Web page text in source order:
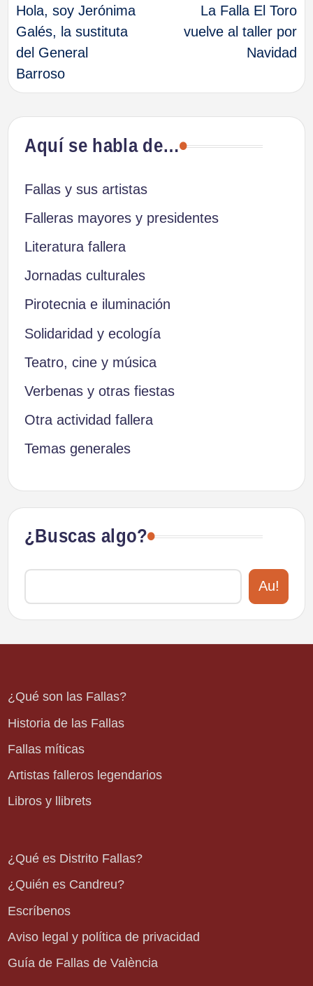
de
entradas
Hola, soy Jerónima
Galés, la sustituta
del General
Barroso
La Falla El Toro
vuelve al taller por
Navidad
Aquí se habla de…
Fallas y sus artistas
Falleras mayores y presidentes
Literatura fallera
Jornadas culturales
Pirotecnia e iluminación
Solidaridad y ecología
Teatro, cine y música
Verbenas y otras fiestas
Otra actividad fallera
Temas generales
¿Buscas algo?
Au!
¿Qué son las Fallas?
Historia de las Fallas
Fallas míticas
Artistas falleros legendarios
Libros y llibrets
¿Qué es Distrito Fallas?
¿Quién es Candreu?
Escríbenos
Aviso legal y política de privacidad
Guía de Fallas de València